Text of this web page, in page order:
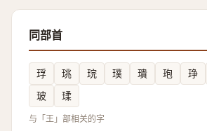
同部首
琈 珧 琓 璞 璝 玸 琤
玻
瑈
与「王」部相关的字